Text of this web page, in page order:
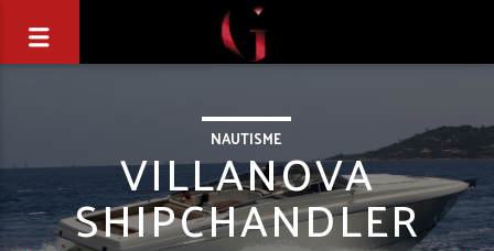
NAUTISME
VILLANOVA
SHIPCHANDLER